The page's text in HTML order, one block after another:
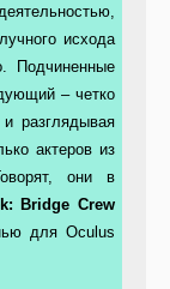
исхода
Подчиненные
– четко
разглядывая
актеров из
они в
Bridge Crew
для Oculus